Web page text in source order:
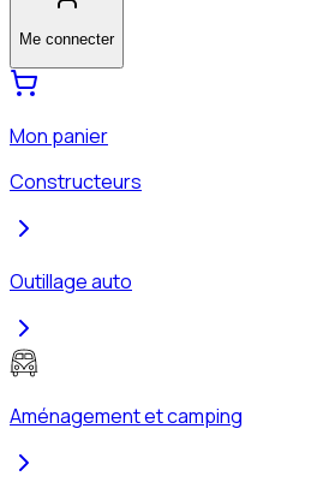
Me connecter
Mon panier
Constructeurs
Outillage auto
Aménagement et camping